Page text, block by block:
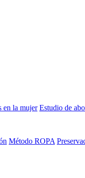
en la mujer Estudio de
Método ROPA